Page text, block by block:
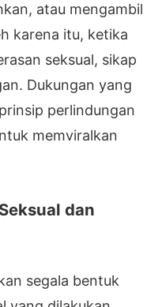
atau mengambil
karena itu, ketika
seksual, sikap
Dukungan yang
perlindungan
memviralkan
dan
segala bentuk